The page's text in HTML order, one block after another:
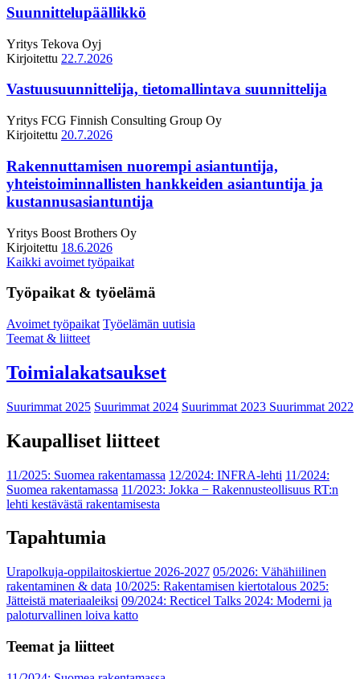
Suunnittelupäällikkö
Yritys Tekova Oyj
Kirjoitettu 22.7.2026
Vastuusuunnittelija, tietomallintava suunnittelija
Yritys FCG Finnish Consulting Group Oy
Kirjoitettu 20.7.2026
Rakennuttamisen nuorempi asiantuntija,
yhteistoiminnallisten hankkeiden asiantuntija ja
kustannusasiantuntija
Yritys Boost Brothers Oy
Kirjoitettu 18.6.2026
Kaikki avoimet työpaikat
Työpaikat & työelämä
Avoimet työpaikat Työelämän uutisia
Teemat & liitteet
Toimialakatsaukset
Suurimmat 2025 Suurimmat 2024 Suurimmat 2023 Suurimmat 2022
Kaupalliset liitteet
11/2025: Suomea rakentamassa 12/2024: INFRA-lehti 11/2024:
Suomea rakentamassa 11/2023: Jokka − Rakennusteollisuus RT:n
lehti kestävästä rakentamisesta
Tapahtumia
Urapolkuja-oppilaitoskiertue 2026-2027 05/2026: Vähähiilinen
rakentaminen & data 10/2025: Rakentamisen kiertotalous 2025:
Jätteistä materiaaleiksi 09/2024: Recticel Talks 2024: Moderni ja
paloturvallinen loiva katto
Teemat ja liitteet